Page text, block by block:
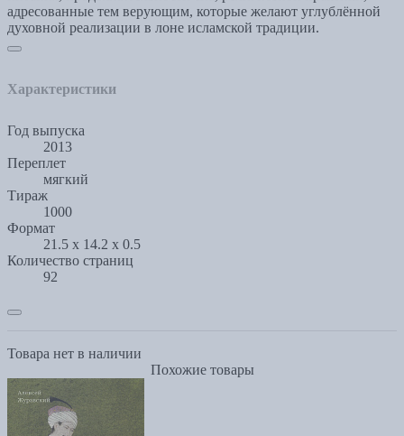
адресованные тем верующим, которые желают углублённой
духовной реализации в лоне исламской традиции.
Характеристики
Год выпуска
2013
Переплет
мягкий
Тираж
1000
Формат
21.5 x 14.2 x 0.5
Количество страниц
92
Товара нет в наличии
Похожие товары